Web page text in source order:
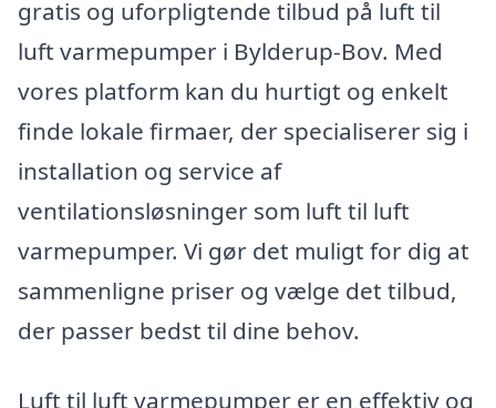
gratis og uforpligtende tilbud på luft til
luft varmepumper i Bylderup-Bov. Med
vores platform kan du hurtigt og enkelt
finde lokale firmaer, der specialiserer sig i
installation og service af
ventilationsløsninger som luft til luft
varmepumper. Vi gør det muligt for dig at
sammenligne priser og vælge det tilbud,
der passer bedst til dine behov.
Luft til luft varmepumper er en effektiv og